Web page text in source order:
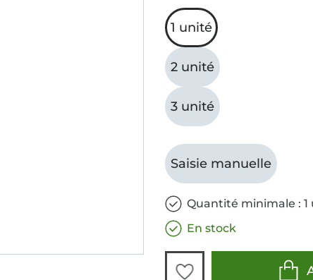
1 unité
2 unité
3 unité
Saisie manuelle
Quantité minimale : 1
En stock